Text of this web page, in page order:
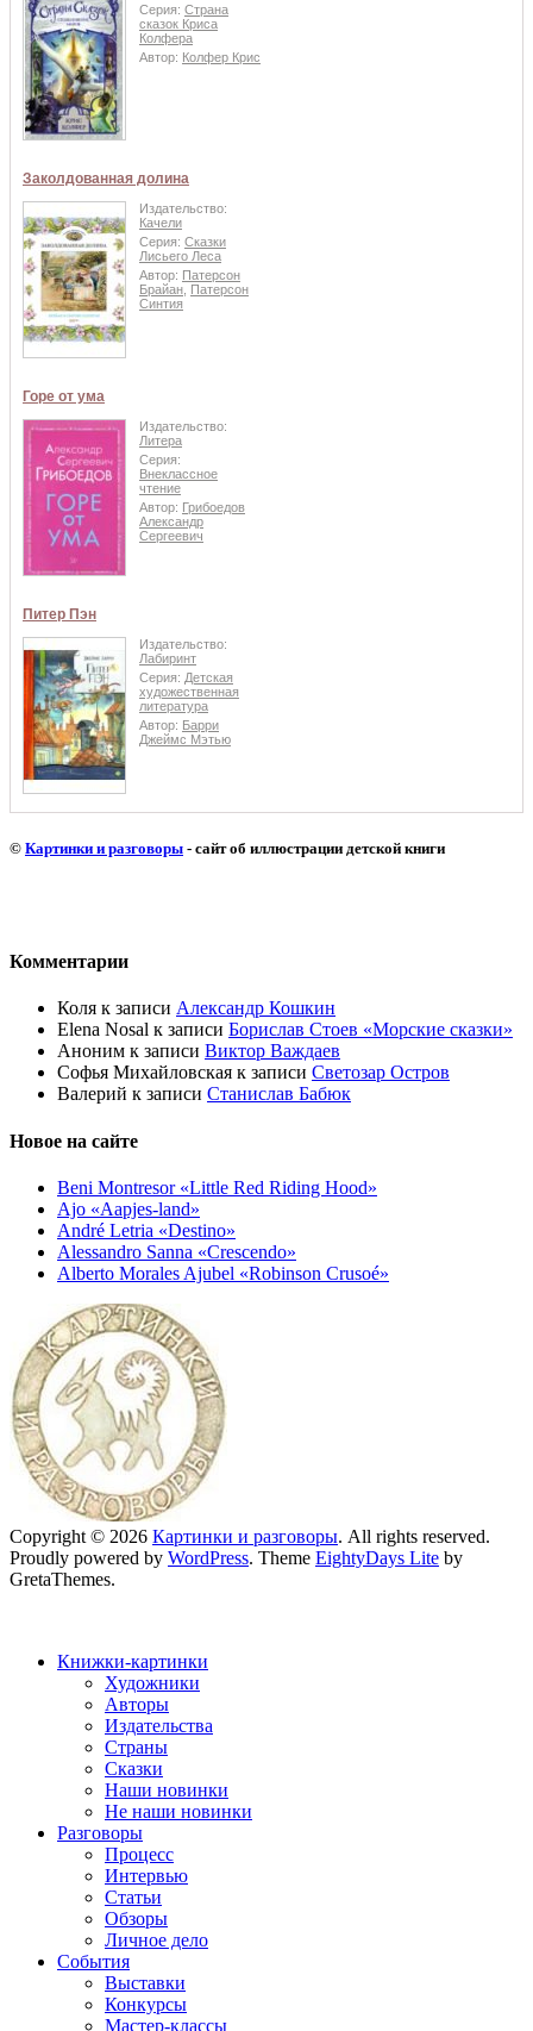
Серия: Страна
сказок Криса
Колфера
Автор: Колфер Крис
Заколдованная долина
Издательство:
Качели
Серия: Сказки
Лисьего Леса
Автор: Патерсон
Брайан
Патерсон
Синтия
Горе от ума
Издательство:
Литера
Серия:
Внеклассное
чтение
Автор: Грибоедов
Александр
Сергеевич
Питер Пэн
Издательство:
Лабиринт
Серия: Детская
художественная
литература
Автор: Барри
Джеймс Мэтью
© Картинки и разговоры - сайт об иллюстрации детской книги
Комментарии
Коля к записи Александр Кошкин
Elena Nosal к записи Борислав Стоев «Морские сказки»
Аноним к записи Виктор Важдаев
Софья Михайловская к записи Светозар Остров
Валерий к записи Станислав Бабюк
Новое на сайте
Beni Montresor «Little Red Riding Hood»
Ajo «Aapjes-land»
André Letria «Destino»
Alessandro Sanna «Crescendo»
Alberto Morales Ajubel «Robinson Crusoé»
Copyright © 2026 Картинки и разговоры. All rights reserved.
Proudly powered by WordPress. Theme EightyDays Lite by
GretaThemes.
Книжки-картинки
Художники
Авторы
Издательства
Страны
Сказки
Наши новинки
Не наши новинки
Разговоры
Процесс
Интервью
Статьи
Обзоры
Личное дело
События
Выставки
Конкурсы
Мастер-классы